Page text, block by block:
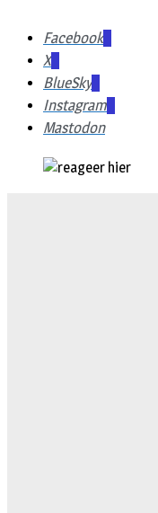
Facebook
X
BlueSky
Instagram
Mastodon